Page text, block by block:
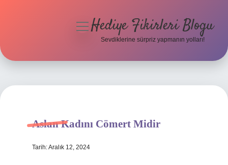
Hakkımızda
menüyüHediye Fikirleri Blogu
Sevdiklerine sürpriz yapmanın yolları!
Aslan Kadını Cömert Midir
Tarih: Aralık 12, 2024